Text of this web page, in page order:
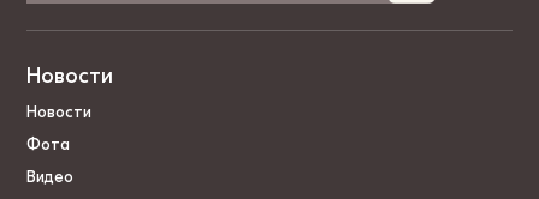
Новости
Новости
Фота
Видео